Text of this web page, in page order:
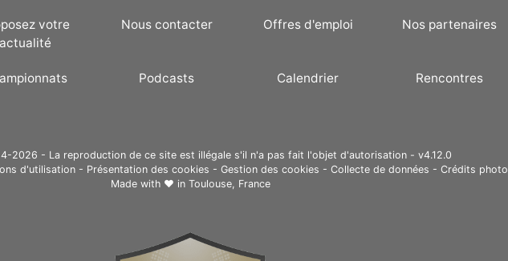
votre
actualité
Nous contacter Offres d'emploi Nos partenaires
Podcasts Calendrier Rencontres
2026 - La reproduction de ce site est illégale s'il n'a pas fait l'objet d'autorisation - v4.12.0
d'utilisation - Présentation des cookies - Gestion des cookies - Collecte de données - Crédits photo
Made with ❤ in Toulouse, France